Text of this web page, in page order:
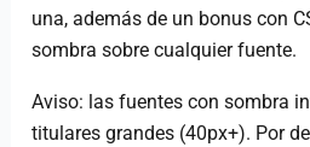
una, además de un bonus con
sombra sobre cualquier fuente.
Aviso: las fuentes con sombra
titulares grandes (40px+). Por